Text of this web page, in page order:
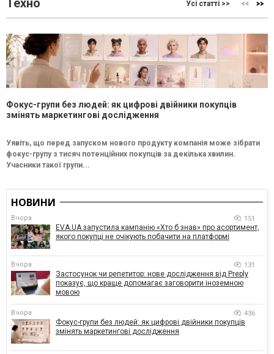
Техно Усі статті >>
Фокус-групи без людей: як цифрові двійники покупців
змінять маркетингові дослідження
Уявіть, що перед запуском нового продукту компанія може зібрати
фокус-групу з тисяч потенційних покупців за декілька хвилин.
Учасники такої групи...
НОВИНИ
Вчора 151
EVA.UA запустила кампанію «Хто б знав» про асортимент,
якого покупці не очікують побачити на платформі
Вчора 131
Застосунок чи репетитор: нове дослідження від Preply
показує, що краще допомагає заговорити іноземною
мовою
Вчора 436
Фокус-групи без людей: як цифрові двійники покупців
змінять маркетингові дослідження